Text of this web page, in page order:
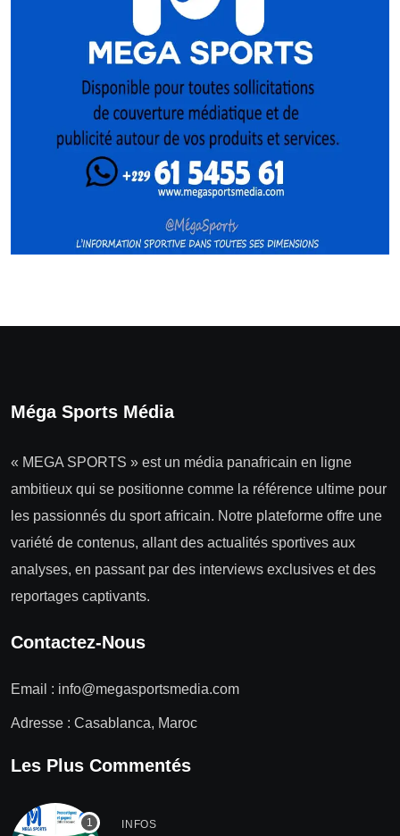
Méga Sports Média
« MEGA SPORTS » est un média panafricain en ligne
ambitieux qui se positionne comme la référence ultime pour
les passionnés du sport africain. Notre plateforme offre une
variété de contenus, allant des actualités sportives aux
analyses, en passant par des interviews exclusives et des
reportages captivants.
Contactez-Nous
Email : info@megasportsmedia.com
Adresse : Casablanca, Maroc
Les Plus Commentés
INFOS